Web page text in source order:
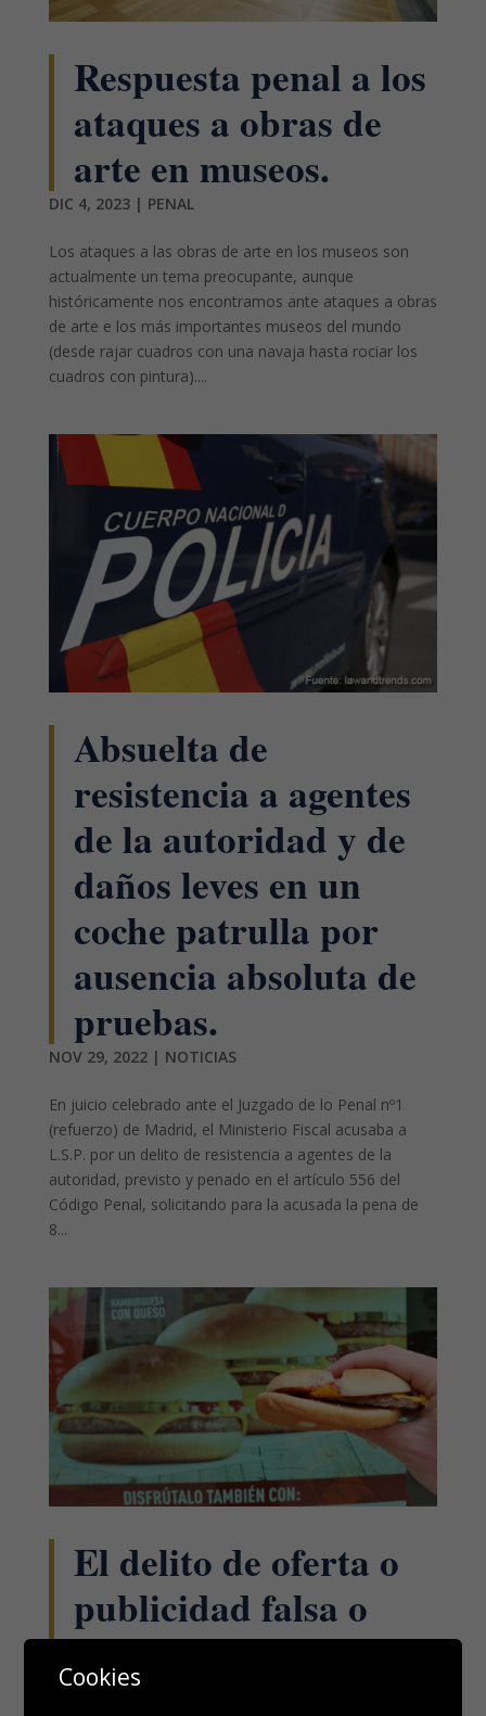
Respuesta penal a los
ataques a obras de
arte en museos.
DIC 4, 2023| PENAL
Los ataques a las obras de arte en los museos son
actualmente un tema preocupante, aunque
históricamente nos encontramos ante ataques a obras
de arte e los más importantes museos del mundo
(desde rajar cuadros con una navaja hasta rociar los
cuadros con pintura)....
Absuelta de
resistencia a agentes
de la autoridad y de
daños leves en un
coche patrulla por
ausencia absoluta de
pruebas.
NOV 29, 2022| NOTICIAS
En juicio celebrado ante el Juzgado de lo Penal nº1
(refuerzo) de Madrid, el Ministerio Fiscal acusaba a
L.S.P. por un delito de resistencia a agentes de la
autoridad, previsto y penado en el artículo 556 del
Código Penal, solicitando para la acusada la pena de
8...
El delito de oferta o
publicidad falsa o
engañosa.
AGO 26, 2022
Cookies